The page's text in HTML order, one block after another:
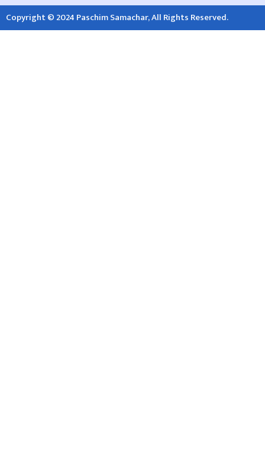
Copyright © 2024 Paschim Samachar, All Rights Reserved.